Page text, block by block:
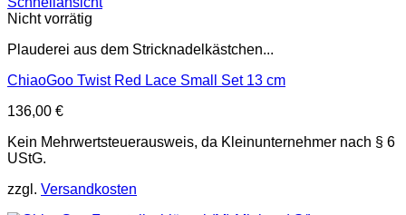
Nicht vorrätig
Plauderei aus dem Stricknadelkästchen...
ChiaoGoo Twist Red Lace Small Set 13 cm
136,00 €
Kein Mehrwertsteuerausweis, da Kleinunternehmer nach § 6
UStG.
zzgl. Versandkosten